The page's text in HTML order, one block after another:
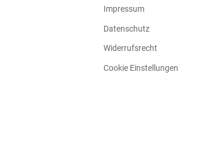
Impressum
Datenschutz
Widerrufsrecht
Cookie Einstellungen